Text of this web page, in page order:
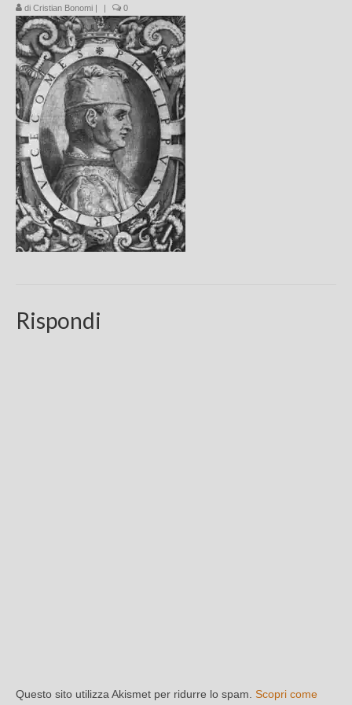
Chi sono
FAQ
Contatti
di Cristian Bonomi | | 0
Rispondi
Questo sito utilizza Akismet per ridurre lo spam. Scopri come